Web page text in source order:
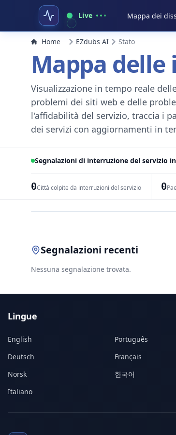
Live Mappa dei
Home EZdubs AI Stato
Mappa
Visualizzazione in tempo reale
problemi dei siti web e delle
l'affidabilità del servizio, traccia i
dei servizi con aggiornamenti in
Segnalazioni di interruzione del servizio
0Città colpite da interruzioni del servizio 0
Segnalazioni recenti
Nessuna segnalazione trovata.
Lingue
English Português
Deutsch
Français
Norsk
한국어
Italiano